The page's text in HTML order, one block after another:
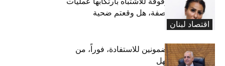
اقتصاد لبنان
احتيال وانتحال صفة، هل وقعتم ضحية
أعمالها؟
كركي يدعو المضمونين للاستفادة، فوراً، من
قانون تعليق المهل